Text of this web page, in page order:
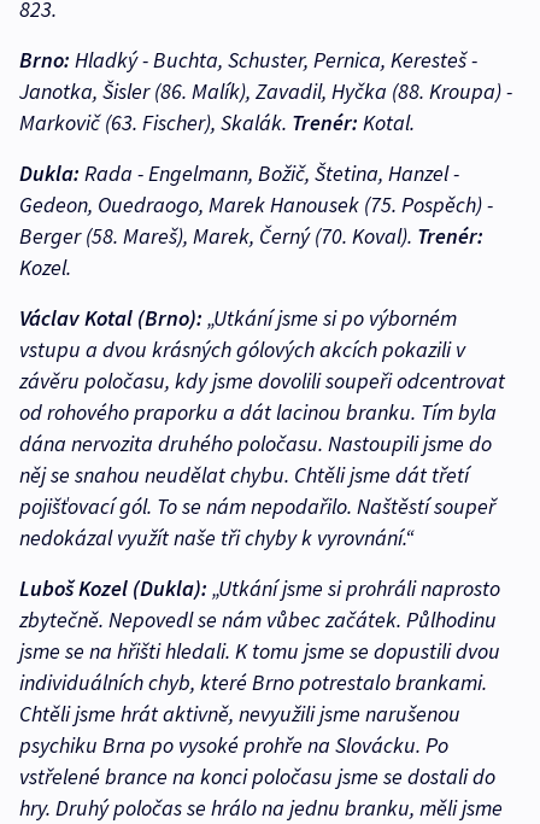
823.
Brno: Hladký - Buchta, Schuster, Pernica, Keresteš -
Janotka, Šisler (86. Malík), Zavadil, Hyčka (88. Kroupa) -
Markovič (63. Fischer), Skalák. Trenér: Kotal.
Dukla: Rada - Engelmann, Božič, Štetina, Hanzel -
Gedeon, Ouedraogo, Marek Hanousek (75. Pospěch) -
Berger (58. Mareš), Marek, Černý (70. Koval). Trenér:
Kozel.
Václav Kotal (Brno): „Utkání jsme si po výborném
vstupu a dvou krásných gólových akcích pokazili v
závěru poločasu, kdy jsme dovolili soupeři odcentrovat
od rohového praporku a dát lacinou branku. Tím byla
dána nervozita druhého poločasu. Nastoupili jsme do
něj se snahou neudělat chybu. Chtěli jsme dát třetí
pojišťovací gól. To se nám nepodařilo. Naštěstí soupeř
nedokázal využít naše tři chyby k vyrovnání.“
Luboš Kozel (Dukla): „Utkání jsme si prohráli naprosto
zbytečně. Nepovedl se nám vůbec začátek. Půlhodinu
jsme se na hřišti hledali. K tomu jsme se dopustili dvou
individuálních chyb, které Brno potrestalo brankami.
Chtěli jsme hrát aktivně, nevyužili jsme narušenou
psychiku Brna po vysoké prohře na Slovácku. Po
vstřelené brance na konci poločasu jsme se dostali do
hry. Druhý poločas se hrálo na jednu branku, měli jsme